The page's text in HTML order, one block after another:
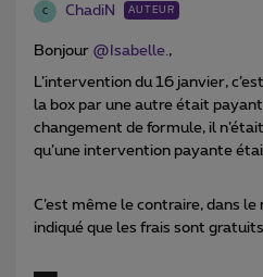
C ChadiN AUTEUR
Bonjour ​ @Isabelle.,
L’intervention du 16 janvier,
la box par une autre était
changement de formule, il
qu’une intervention payante
C’est même le contraire, dans
indiqué que les frais sont